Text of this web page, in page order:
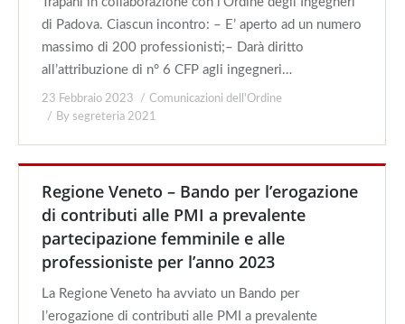
di Padova. Ciascun incontro: – E’ aperto ad un numero
massimo di 200 professionisti;– Darà diritto
all’attribuzione di n° 6 CFP agli ingegneri…
23 Febbraio 2023
Comunicazioni dell'Ordine
By segreteria 2021
Regione Veneto – Bando per l’erogazione
di contributi alle PMI a prevalente
partecipazione femminile e alle
professioniste per l’anno 2023
La Regione Veneto ha avviato un Bando per
l’erogazione di contributi alle PMI a prevalente